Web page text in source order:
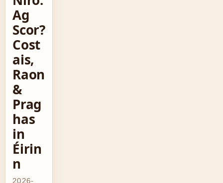
Ag
Scor?
Cost
ais,
Raon
&
Prag
has
in
Éirin
n
2026-